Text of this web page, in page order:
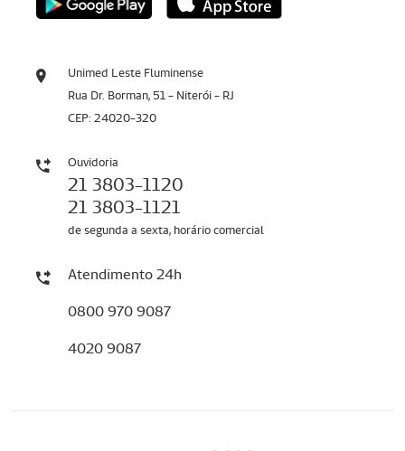
Unimed Leste Fluminense
Rua Dr. Borman, 51 - Niterói - RJ
CEP: 24020-320
Ouvidoria
21 3803-1120
21 3803-1121
de segunda a sexta, horário comercial
Atendimento 24h
0800 970 9087
4020 9087